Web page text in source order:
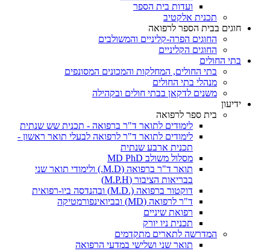
ועדות בית הספר
תכנית אלקטיב
חוגים בבית הספר לרפואה
החוגים הפרה-קליניים והמשולבים
החוגים הקליניים
בתי החולים
בתי החולים, המחלקות והמכונים המסונפים
מנהלי בתי החולים
משנים לדקאן בבתי חולים ובקהילה
ידיעון
בית ספר לרפואה
לימודים לתואר ד"ר ברפואה - תכנית שש שנתית
לימודים לתואר ד"ר לרפואה לבעלי תואר ראשון -
תכנית ארבע שנתית
מסלול משולב MD PhD
תואר ד"ר ברפואה (M.D.) ולימודי תואר שני
בבריאות הציבור (M.P.H)
דוקטור ברפואה (.M.D) ובהנדסה ביו-רפואית
ד"ר לרפואה (MD) ובביואינפורמטיקה
רפואת שיניים
תכנית ניו יורק
המדרשה לתארים מתקדמים
תואר שני ושלישי במדעי הרפואה